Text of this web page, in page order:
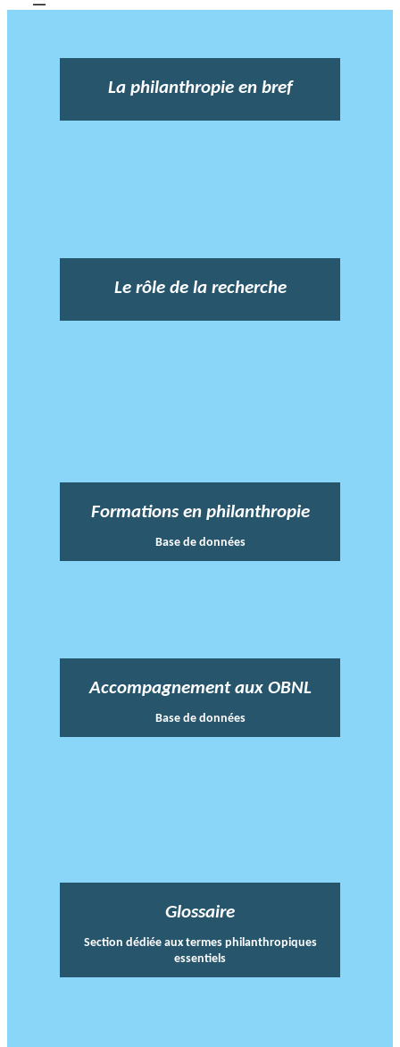
La philanthropie en bref
Le rôle de la recherche
Formations en philanthropie
Base de données
Accompagnement aux OBNL
Base de données
Glossaire
Section dédiée aux termes philanthropiques
essentiels